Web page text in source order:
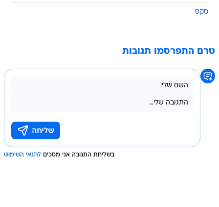
סקס
טרם התפרסמו תגובות
בשליחת התגובה אני מסכים לתנאי השימוש